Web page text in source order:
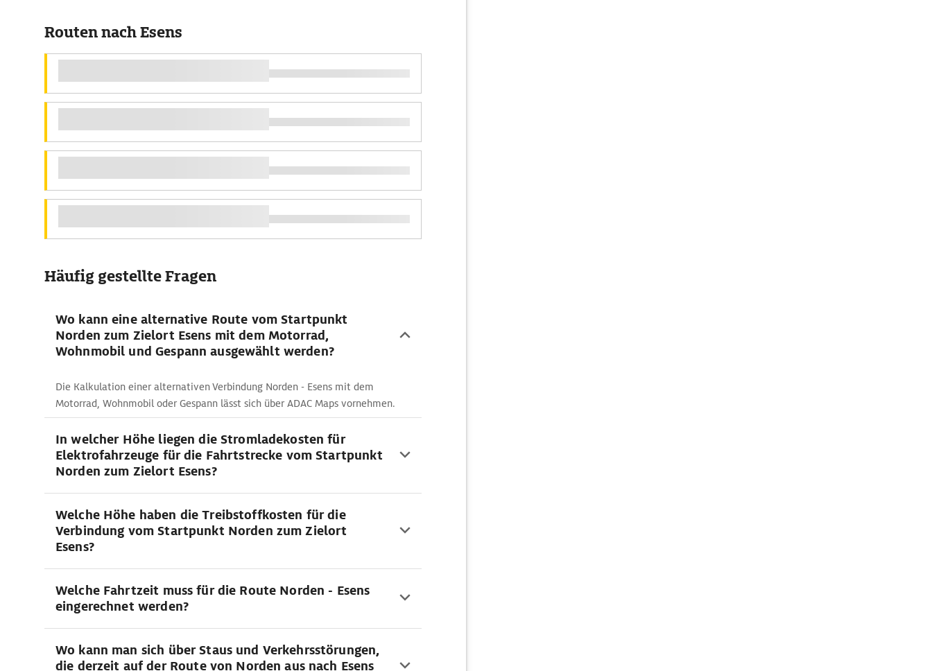
Routen nach Esens
Häufig gestellte Fragen
Wo kann eine alternative Route vom Startpunkt
Norden zum Zielort Esens mit dem Motorrad,
Wohnmobil und Gespann ausgewählt werden?
Die Kalkulation einer alternativen Verbindung Norden - Esens mit dem
Motorrad, Wohnmobil oder Gespann lässt sich über ADAC Maps vornehmen.
In welcher Höhe liegen die Stromladekosten für
Elektrofahrzeuge für die Fahrtstrecke vom Startpunkt
Norden zum Zielort Esens?
Welche Höhe haben die Treibstoffkosten für die
Verbindung vom Startpunkt Norden zum Zielort
Esens?
Welche Fahrtzeit muss für die Route Norden - Esens
eingerechnet werden?
Wo kann man sich über Staus und Verkehrsstörungen,
die derzeit auf der Route von Norden aus nach Esens